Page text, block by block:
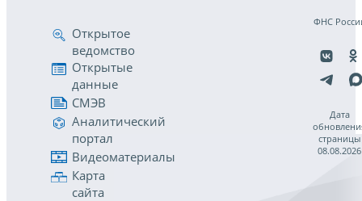
Открытое
ведомство
Открытые
данные
СМЭВ
Аналитический
портал
Видеоматериалы
Карта
сайта
ФНС
Дата
страницы
08.08.2026